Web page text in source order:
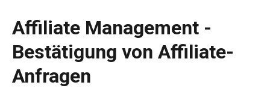
Affiliate Management -
Bestätigung von Affiliate-
Anfragen